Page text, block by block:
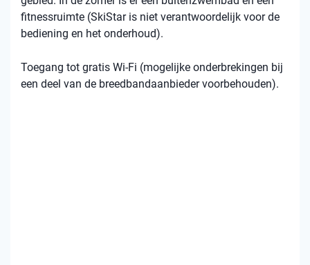
fitnessruimte (SkiStar is niet verantwoordelijk voor de
bediening en het onderhoud).
Toegang tot gratis Wi-Fi (mogelijke onderbrekingen bij
een deel van de breedbandaanbieder voorbehouden).